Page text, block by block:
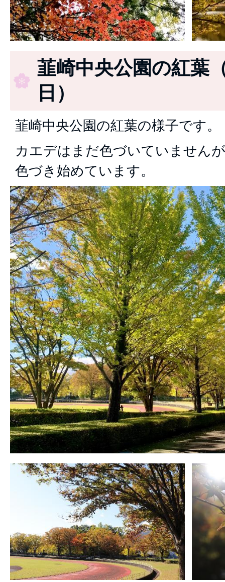
韮崎中央公園の紅葉
日）
韮崎中央公園の紅葉の様子です。
カエデはまだ色づいていません
色づき始めています。